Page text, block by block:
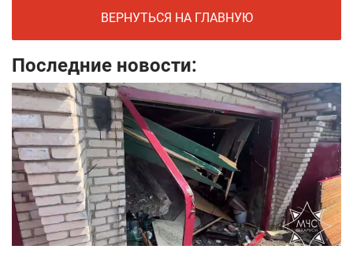
ВЕРНУТЬСЯ НА ГЛАВНУЮ
Последние новости: